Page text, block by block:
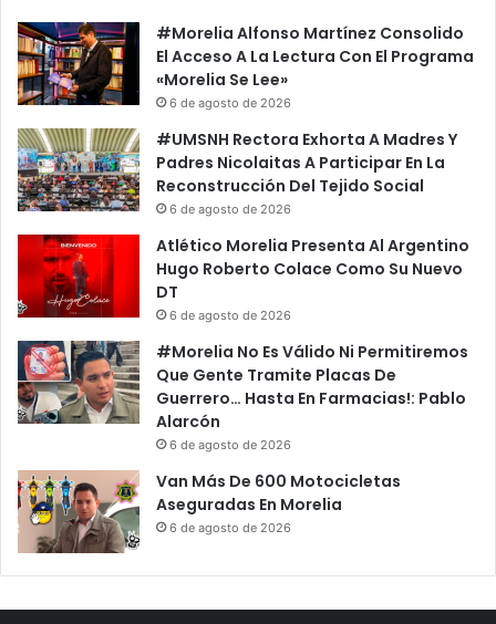
#Morelia Alfonso Martínez Consolido
El Acceso A La Lectura Con El Programa
«Morelia Se Lee»
6 de agosto de 2026
#UMSNH Rectora Exhorta A Madres Y
Padres Nicolaitas A Participar En La
Reconstrucción Del Tejido Social
6 de agosto de 2026
Atlético Morelia Presenta Al Argentino
Hugo Roberto Colace Como Su Nuevo
DT
6 de agosto de 2026
#Morelia No Es Válido Ni Permitiremos
Que Gente Tramite Placas De
Guerrero… Hasta En Farmacias!: Pablo
Alarcón
6 de agosto de 2026
Van Más De 600 Motocicletas
Aseguradas En Morelia
6 de agosto de 2026